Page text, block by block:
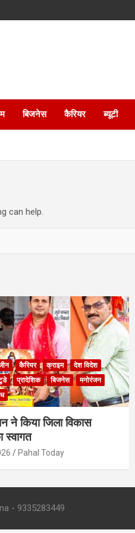
बिजनेस कैरियर ब्यूटी
can help.
कैरियर क्राइम
देश विदेश
प्रादेशिक बिजनेस
मनोरंजन
ने किया जिला विकास
स्वागत
Pahal Today
9335283449